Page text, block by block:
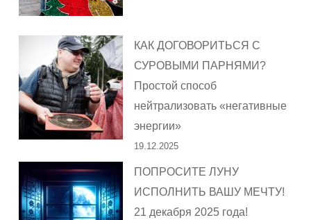
КАК ДОГОВОРИТЬСЯ С
СУРОВЫМИ ПАРНЯМИ?
Простой способ
нейтрализовать «негативные
энергии»
19.12.2025
ПОПРОСИТЕ ЛУНУ
ИСПОЛНИТЬ ВАШУ МЕЧТУ!
21 декабря 2025 года!